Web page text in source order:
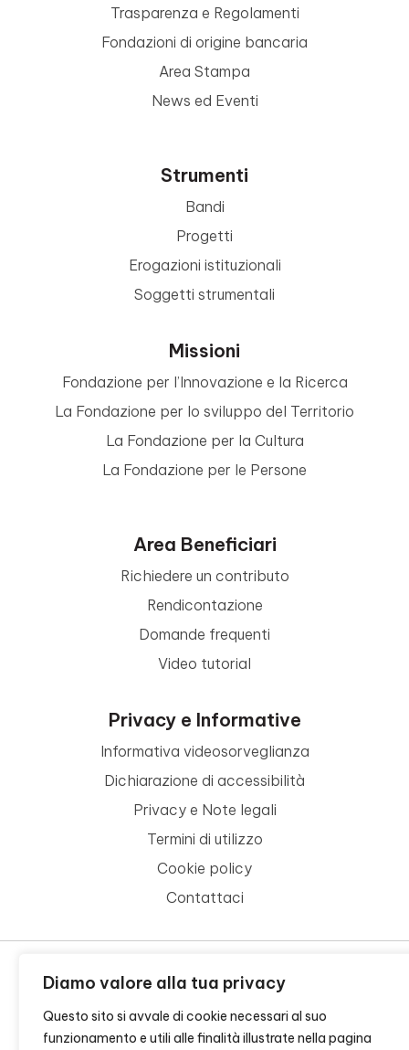
Diamo valore alla tua privacy
Questo sito si avvale di cookie necessari al suo
funzionamento e utili alle finalità illustrate nella pagina
Trasparenza e Regolamenti
Fondazioni di origine bancaria
Area Stampa
News ed Eventi
Strumenti
Bandi
Progetti
Erogazioni istituzionali
Soggetti strumentali
Missioni
Fondazione per l’Innovazione e la Ricerca
La Fondazione per lo sviluppo del Territorio
La Fondazione per la Cultura
La Fondazione per le Persone
Area Beneficiari
Richiedere un contributo
Rendicontazione
Domande frequenti
Video tutorial
Privacy e Informative
Informativa videosorveglianza
Dichiarazione di accessibilità
Privacy e Note legali
Termini di utilizzo
Cookie policy
Contattaci
© 2026 - FONDAZIONE CR FIRENZE - CF 00524310489 -
CREDITS